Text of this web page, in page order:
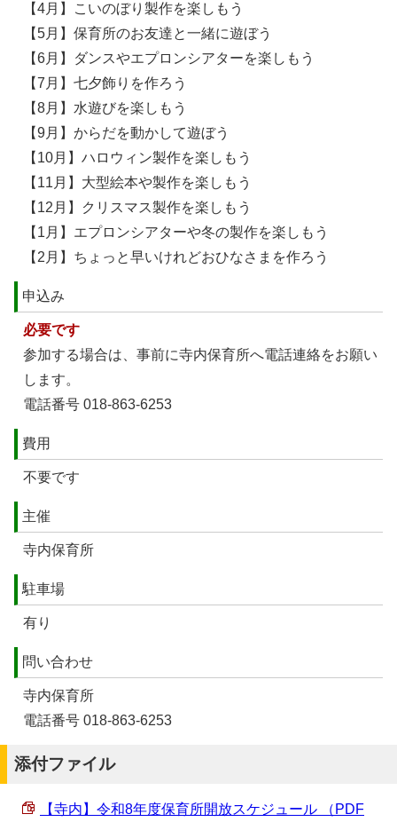
【4月】こいのぼり製作を楽しもう
【5月】保育所のお友達と一緒に遊ぼう
【6月】ダンスやエプロンシアターを楽しもう
【7月】七夕飾りを作ろう
【8月】水遊びを楽しもう
【9月】からだを動かして遊ぼう
【10月】ハロウィン製作を楽しもう
【11月】大型絵本や製作を楽しもう
【12月】クリスマス製作を楽しもう
【1月】エプロンシアターや冬の製作を楽しもう
【2月】ちょっと早いけれどおひなさまを作ろう
申込み
必要です
参加する場合は、事前に寺内保育所へ電話連絡をお願い
します。
電話番号 018-863-6253
費用
不要です
主催
寺内保育所
駐車場
有り
問い合わせ
寺内保育所
電話番号 018-863-6253
添付ファイル
【寺内】令和8年度保育所開放スケジュール （PDF